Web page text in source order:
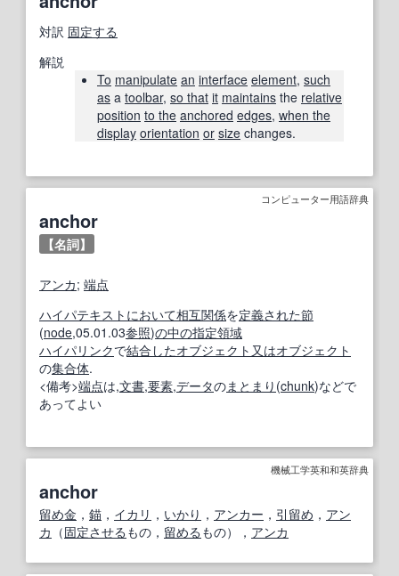
対訳 固定する
解説
To manipulate an interface element, such
as a toolbar, so that it maintains the relative
position to the anchored edges, when the
display orientation or size changes.
コンピューター用語辞典
anchor
【名詞】
アンカ; 端点
ハイパテキスト において相互関係を定義された節
(node,05.01.03参照)の中の指定領域
ハイパリンクで結合したオブジェクト 又はオブジェクト
の集合体.
<備考>端点は,文書,要素,データのまとまり (chunk)などで
あってよい
機械工学英和和英辞典
anchor
留め金 ， 錨 ， イカリ ， いかり ， アンカー ， 引 留め ， アン
カ （固定させる もの， 留める もの）， アンカ